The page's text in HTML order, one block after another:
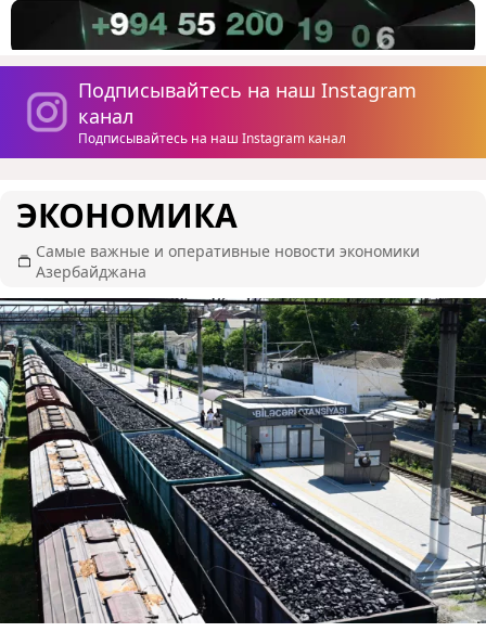
Подписывайтесь на наш Instagram
канал
Подписывайтесь на наш Instagram канал
ЭКОНОМИКА
Самые важные и оперативные новости экономики
Азербайджана